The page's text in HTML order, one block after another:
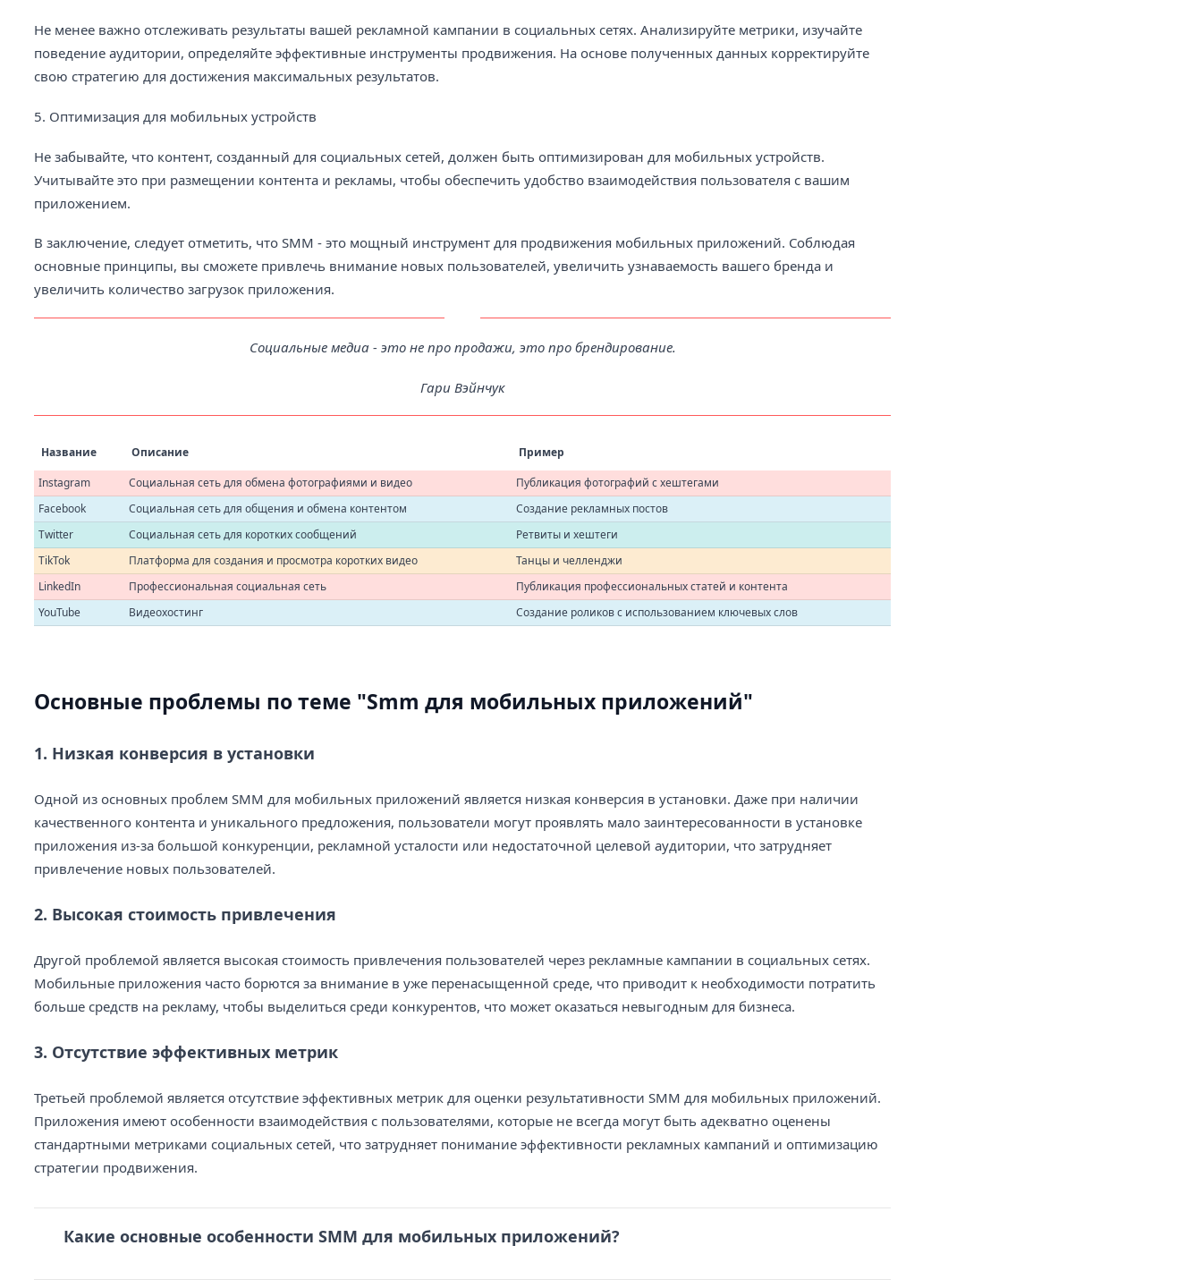
Не менее важно отслеживать результаты вашей рекламной кампании в социальных сетях. Анализируйте метрики, изучайте
поведение аудитории, определяйте эффективные инструменты продвижения. На основе полученных данных корректируйте
свою стратегию для достижения максимальных результатов.
5. Оптимизация для мобильных устройств
Не забывайте, что контент, созданный для социальных сетей, должен быть оптимизирован для мобильных устройств.
Учитывайте это при размещении контента и рекламы, чтобы обеспечить удобство взаимодействия пользователя с вашим
приложением.
В заключение, следует отметить, что SMM - это мощный инструмент для продвижения мобильных приложений. Соблюдая
основные принципы, вы сможете привлечь внимание новых пользователей, увеличить узнаваемость вашего бренда и
увеличить количество загрузок приложения.
Социальные медиа - это не про продажи, это про брендирование.
Гари Вэйнчук
Название Описание
Пример
Instagram
Социальная сеть для обмена фотографиями и видео
Публикация фотографий с хештегами
Facebook
Социальная сеть для общения и обмена контентом
Создание рекламных постов
Twitter
Социальная сеть для коротких сообщений
Ретвиты и хештеги
TikTok
Платформа для создания и просмотра коротких видео
Танцы и челленджи
LinkedIn
Профессиональная социальная сеть
Публикация профессиональных статей и контента
YouTube
Видеохостинг Создание роликов с использованием ключевых слов
Основные проблемы по теме "Smm для мобильных приложений"
1. Низкая конверсия в установки
Одной из основных проблем SMM для мобильных приложений является низкая конверсия в установки. Даже при наличии
качественного контента и уникального предложения, пользователи могут проявлять мало заинтересованности в установке
приложения из-за большой конкуренции, рекламной усталости или недостаточной целевой аудитории, что затрудняет
привлечение новых пользователей.
2. Высокая стоимость привлечения
Другой проблемой является высокая стоимость привлечения пользователей через рекламные кампании в социальных сетях.
Мобильные приложения часто борются за внимание в уже перенасыщенной среде, что приводит к необходимости потратить
больше средств на рекламу, чтобы выделиться среди конкурентов, что может оказаться невыгодным для бизнеса.
3. Отсутствие эффективных метрик
Третьей проблемой является отсутствие эффективных метрик для оценки результативности SMM для мобильных приложений.
Приложения имеют особенности взаимодействия с пользователями, которые не всегда могут быть адекватно оценены
стандартными метриками социальных сетей, что затрудняет понимание эффективности рекламных кампаний и оптимизацию
стратегии продвижения.
Какие основные особенности SMM для мобильных приложений?